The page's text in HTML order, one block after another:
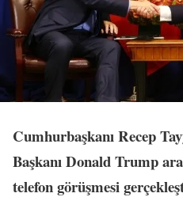
Cumhurbaşkanı Recep
Başkanı Donald Trump
telefon görüşmesi